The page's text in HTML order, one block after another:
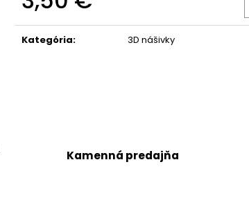
cena:
Kategória: 3D nášivky
Kamenná predajňa